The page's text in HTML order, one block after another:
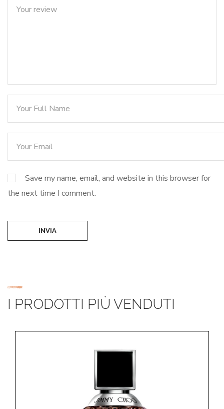
Save my name, email, and website in this browser for
the next time I comment.
INVIA
I PRODOTTI PIÙ VENDUTI